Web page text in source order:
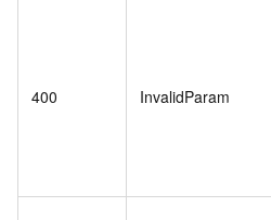
400 InvalidParam